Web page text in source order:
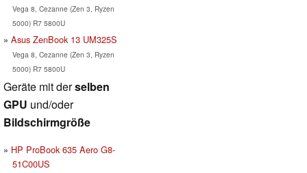
Vega 8, Cezanne (Zen 3, Ryzen
5000) R7 5800U
Asus ZenBook 13 UM325S
Vega 8, Cezanne (Zen 3, Ryzen
5000) R7 5800U
Geräte mit derselben
GPU und/oder
Bildschirmgröße
HP ProBook 635 Aero G8-
51C00US